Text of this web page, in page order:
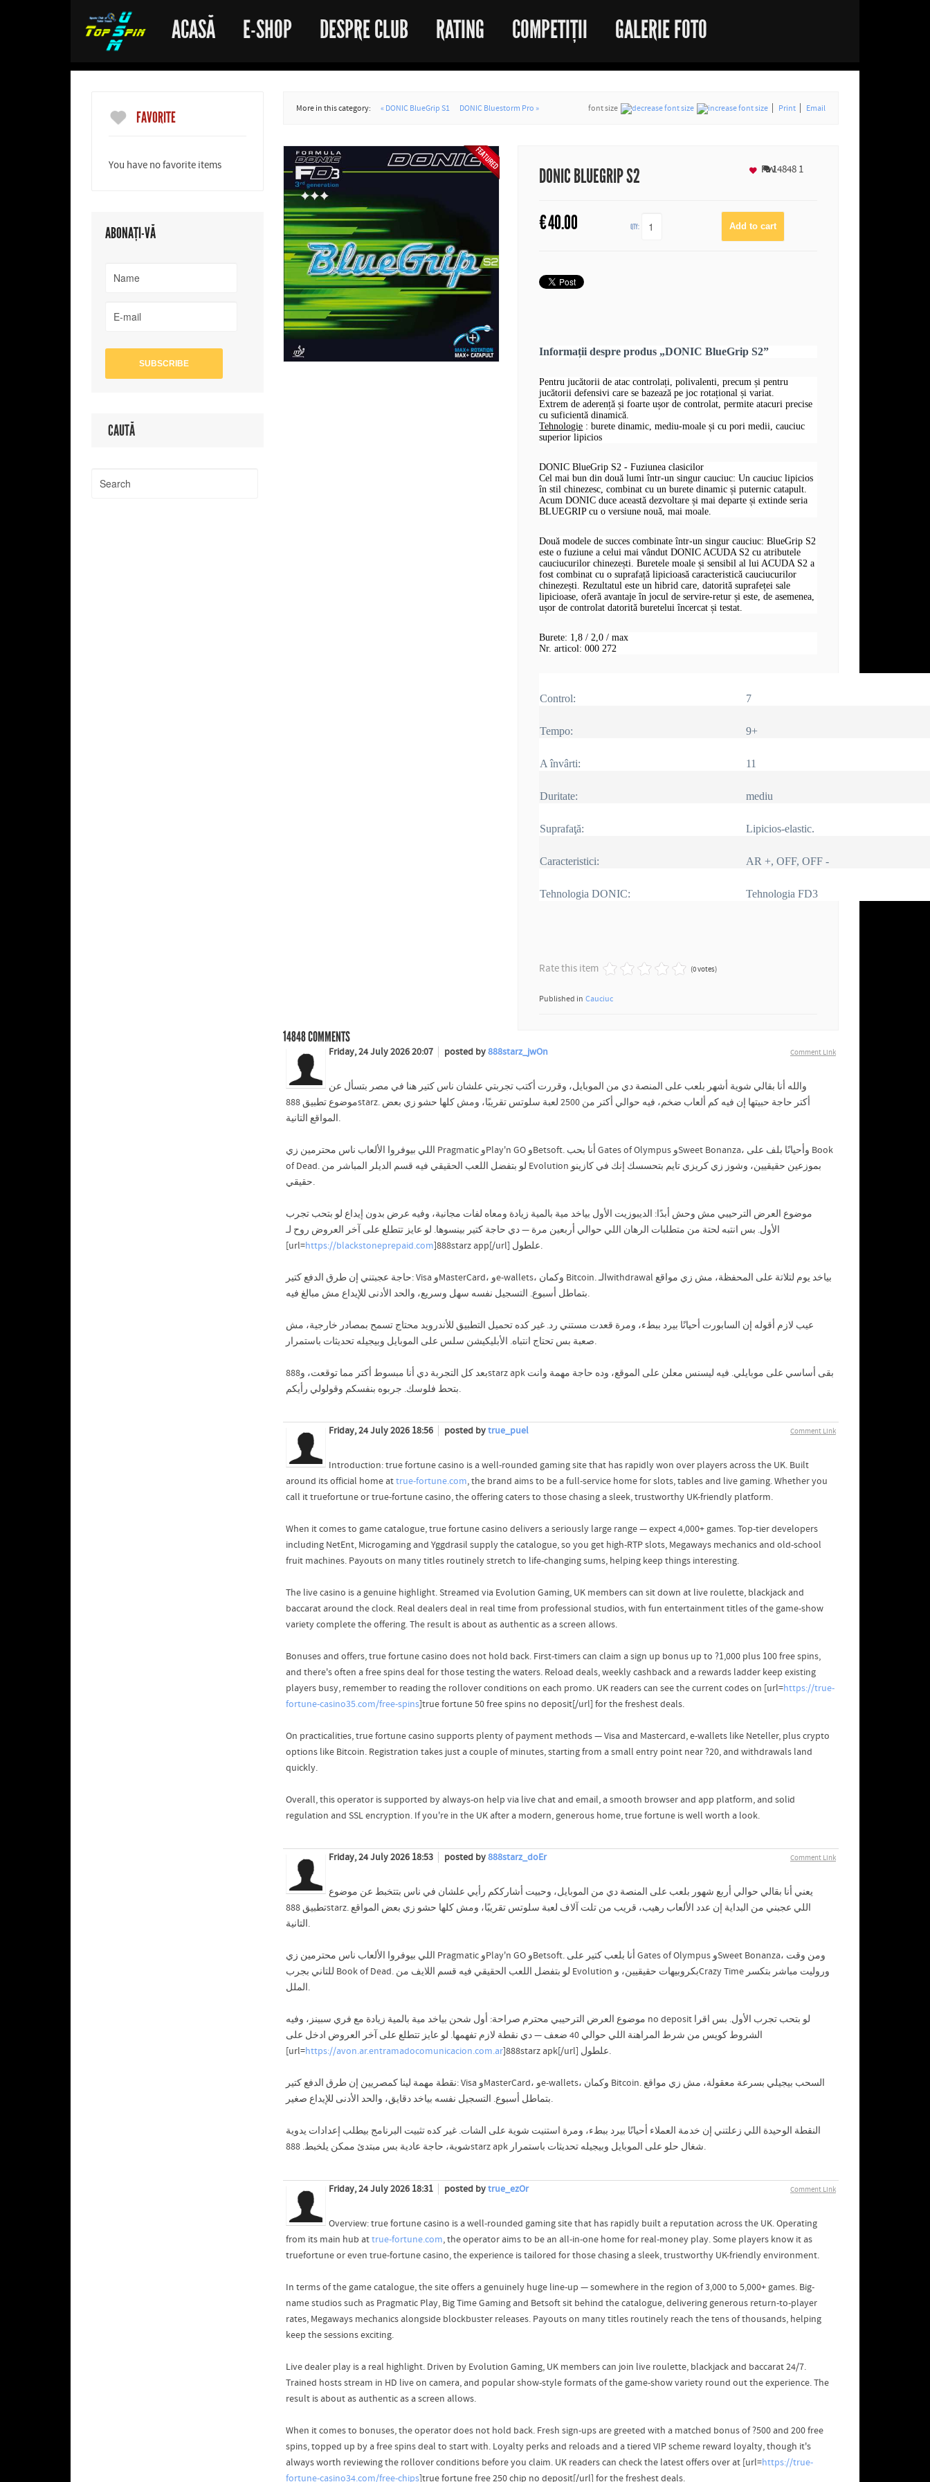
ACASĂ E-SHOP DESPRE CLUB RATING COMPETIȚII GALERIE FOTO
FAVORITE
You have no favorite items
ABONAȚI-VĂ
CAUTĂ
More in this category: « DONIC BlueGrip S1 DONIC Bluestorm Pro » font size Print Email
DONIC BLUEGRIP S2 148481
€40.00 QTY:
Fav
Informații despre produs „DONIC BlueGrip S2”
Pentru jucătorii de atac controlați, polivalenti, precum și pentru
jucătorii defensivi care se bazează pe joc rotațional și variat.
Extrem de aderență și foarte ușor de controlat, permite atacuri precise
cu suficientă dinamică.
Tehnologie : burete dinamic, mediu-moale și cu pori medii, cauciuc
superior lipicios
DONIC BlueGrip S2 - Fuziunea clasicilor
Cel mai bun din două lumi într-un singur cauciuc: Un cauciuc lipicios
în stil chinezesc, combinat cu un burete dinamic și puternic catapult.
Acum DONIC duce această dezvoltare și mai departe și extinde seria
BLUEGRIP cu o versiune nouă, mai moale.
Două modele de succes combinate într-un singur cauciuc: BlueGrip S2
este o fuziune a celui mai vândut DONIC ACUDA S2 cu atributele
cauciucurilor chinezești. Buretele moale și sensibil al lui ACUDA S2 a
fost combinat cu o suprafață lipicioasă caracteristică cauciucurilor
chinezești. Rezultatul este un hibrid care, datorită suprafeței sale
lipicioase, oferă avantaje în jocul de servire-retur și este, de asemenea,
ușor de controlat datorită buretelui încercat și testat.
Burete: 1,8 / 2,0 / max
Nr. articol: 000 272
Control: 7
Tempo: 9+
A învârti: 11
Duritate: mediu
Suprafaţă: Lipicios-elastic.
Caracteristici: AR +, OFF, OFF -
Tehnologia DONIC: Tehnologia FD3
Rate this item (0 votes)
Published in Cauciuc
14848COMMENTS
Comment Link
Friday, 24 July 2026 20:07 posted by888starz_jwOn
والله أنا بقالي شوية أشهر بلعب على المنصة دي من الموبايل، وقررت أكتب تجربتي علشان ناس كتير هنا في مصر بتسأل عن
موضوع تطبيق 888starz. أكتر حاجة حبيتها إن فيه كم ألعاب ضخم، فيه حوالي أكتر من 2500 لعبة سلوتس تقريبًا، ومش كلها حشو زي بعض
المواقع التانية.
اللي بيوفروا الألعاب ناس محترمين زي Pragmatic وPlay'n GO وBetsoft. أنا بحب Gates of Olympus وSweet Bonanza، وأحيانًا بلف على Book
of Dead. لو بتفضل اللعب الحقيقي فيه قسم الديلر المباشر من Evolution بموزعين حقيقيين، وشوز زي كريزي تايم بتحسسك إنك في كازينو
حقيقي.
موضوع العرض الترحيبي مش وحش أبدًا: الديبوزيت الأول بياخد مية بالمية زيادة ومعاه لفات مجانية، وفيه عرض بدون إيداع لو بتحب تجرب
الأول. بس انتبه لحتة من متطلبات الرهان اللي حوالي أربعين مرة — دي حاجة كتير بينسوها. لو عايز تتطلع على آخر العروض روح لـ
[url=https://blackstoneprepaid.com ]888starz app[/url] علطول.
حاجة عجبتني إن طرق الدفع كتير: Visa وMasterCard، وe-wallets، وكمان Bitcoin. الـwithdrawal بياخد يوم لتلاتة على المحفظة، مش زي مواقع
بتماطل أسبوع. التسجيل نفسه سهل وسريع، والحد الأدنى للإيداع مش مبالغ فيه.
عيب لازم أقوله إن السابورت أحيانًا بيرد ببطء، ومرة قعدت مستني رد. غير كده تحميل التطبيق للأندرويد محتاج تسمح بمصادر خارجية، مش
صعبة بس تحتاج انتباه. الأبليكيشن سلس على الموبايل وبيجيله تحديثات باستمرار.
بعد كل التجربة دي أنا مبسوط أكتر مما توقعت، و888starz apk بقى أساسي على موبايلي. فيه ليسنس معلن على الموقع، وده حاجة مهمة وانت
بتحط فلوسك. جربوه بنفسكم وقولولي رأيكم.
Comment Link
Friday, 24 July 2026 18:56 posted bytrue_puel
Introduction: true fortune casino is a well-rounded gaming site that has rapidly won over players across the UK. Built
around its official home attrue-fortune.com, the brand aims to be a full-service home for slots, tables and live gaming. Whether you
call it truefortune or true-fortune casino, the offering caters to those chasing a sleek, trustworthy UK-friendly platform.
When it comes to game catalogue, true fortune casino delivers a seriously large range — expect 4,000+ games. Top-tier developers
including NetEnt, Microgaming and Yggdrasil supply the catalogue, so you get high-RTP slots, Megaways mechanics and old-school
fruit machines. Payouts on many titles routinely stretch to life-changing sums, helping keep things interesting.
The live casino is a genuine highlight. Streamed via Evolution Gaming, UK members can sit down at live roulette, blackjack and
baccarat around the clock. Real dealers deal in real time from professional studios, with fun entertainment titles of the game-show
variety complete the offering. The result is about as authentic as a screen allows.
Bonuses and offers, true fortune casino does not hold back. First-timers can claim a sign up bonus up to ?1,000 plus 100 free spins,
and there's often a free spins deal for those testing the waters. Reload deals, weekly cashback and a rewards ladder keep existing
players busy, remember to reading the rollover conditions on each promo. UK readers can see the current codes on [url=https://true-
fortune-casino35.com/free-spins]true fortune 50 free spins no deposit[/url] for the freshest deals.
On practicalities, true fortune casino supports plenty of payment methods — Visa and Mastercard, e-wallets like Neteller, plus crypto
options like Bitcoin. Registration takes just a couple of minutes, starting from a small entry point near ?20, and withdrawals land
quickly.
Overall, this operator is supported by always-on help via live chat and email, a smooth browser and app platform, and solid
regulation and SSL encryption. If you're in the UK after a modern, generous home, true fortune is well worth a look.
Comment Link
Friday, 24 July 2026 18:53 posted by888starz_doEr
يعني أنا بقالي حوالي أربع شهور بلعب على المنصة دي من الموبايل، وحبيت أشارككم رأيي علشان في ناس بتتخبط عن موضوع
تطبيق 888starz. اللي عجبني من البداية إن عدد الألعاب رهيب، قريب من تلت آلاف لعبة سلوتس تقريبًا، ومش كلها حشو زي بعض المواقع
التانية.
اللي بيوفروا الألعاب ناس محترمين زي Pragmatic وPlay'n GO وBetsoft. أنا بلعب كتير على Gates of Olympus وSweet Bonanza، ومن وقت
للتاني بجرب Book of Dead. لو بتفضل اللعب الحقيقي فيه قسم اللايف من Evolution بكروبيهات حقيقيين، وCrazy Time وروليت مباشر بتكسر
الملل.
موضوع العرض الترحيبي محترم صراحة: أول شحن بياخد مية بالمية زيادة مع فري سبينز، وفيه no deposit لو بتحب تجرب الأول. بس اقرا
الشروط كويس من شرط المراهنة اللي حوالي 40 ضعف — دي نقطة لازم تفهمها. لو عايز تتطلع على آخر العروض ادخل على
[url=https://avon.ar.entramadocomunicacion.com.ar ]888starz apk[/url] علطول.
نقطة مهمة لينا كمصريين إن طرق الدفع كتير: Visa وMasterCard، وe-wallets، وكمان Bitcoin. السحب بيجيلي بسرعة معقولة، مش زي مواقع
بتماطل أسبوع. التسجيل نفسه بياخد دقايق، والحد الأدنى للإيداع صغير.
النقطة الوحيدة اللي زعلتني إن خدمة العملاء أحيانًا بيرد ببطء، ومرة استنيت شوية على الشات. غير كده تثبيت البرنامج بيطلب إعدادات يدوية
شوية، حاجة عادية بس مبتدئ ممكن يلخبط. 888starz apk شغال حلو على الموبايل وبيجيله تحديثات باستمرار.
Comment Link
Friday, 24 July 2026 18:31 posted bytrue_ezOr
Overview: true fortune casino is a well-rounded gaming site that has rapidly built a reputation across the UK. Operating
from its main hub attrue-fortune.com, the operator aims to be an all-in-one home for real-money play. Some players know it as
truefortune or even true-fortune casino, the experience is tailored for those chasing a sleek, trustworthy UK-friendly environment.
In terms of the game catalogue, the site offers a genuinely huge line-up — somewhere in the region of 3,000 to 5,000+ games. Big-
name studios such as Pragmatic Play, Big Time Gaming and Betsoft sit behind the catalogue, delivering generous return-to-player
rates, Megaways mechanics alongside blockbuster releases. Payouts on many titles routinely reach the tens of thousands, helping
keep the sessions exciting.
Live dealer play is a real highlight. Driven by Evolution Gaming, UK members can join live roulette, blackjack and baccarat 24/7.
Trained hosts stream in HD live on camera, and popular show-style formats of the game-show variety round out the experience. The
result is about as authentic as a screen allows.
When it comes to bonuses, the operator does not hold back. Fresh sign-ups are greeted with a matched bonus of ?500 and 200 free
spins, topped up by a free spins deal to start with. Loyalty perks and reloads and a tiered VIP scheme reward loyalty, though it's
always worth reviewing the rollover conditions before you claim. UK readers can check the latest offers over at [url=https://true-
fortune-casino34.com/free-chips]true fortune free 250 chip no deposit[/url] for the freshest deals.